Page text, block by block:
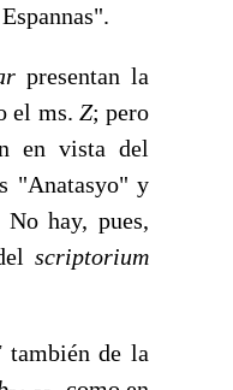
presentan la
el ms. Z; pero
en vista del
"Anatasyo" y
No hay, pues,
scriptorium
también de la